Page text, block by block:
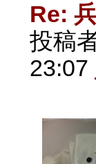
Re:
投稿
23:07